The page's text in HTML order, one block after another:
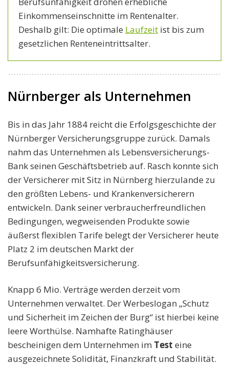
Einkommenseinschnitte im Rentenalter.
Deshalb gilt: Die optimale Laufzeit ist bis zum
gesetzlichen Renteneintrittsalter.
Nürnberger als Unternehmen
Bis in das Jahr 1884 reicht die Erfolgsgeschichte der
Nürnberger Versicherungsgruppe zurück. Damals
nahm das Unternehmen als Lebensversicherungs-
Bank seinen Geschäftsbetrieb auf. Rasch konnte sich
der Versicherer mit Sitz in Nürnberg hierzulande zu
den größten Lebens- und Krankenversicherern
entwickeln. Dank seiner verbraucherfreundlichen
Bedingungen, wegweisenden Produkte sowie
äußerst flexiblen Tarife belegt der Versicherer heute
Platz 2 im deutschen Markt der
Berufsunfähigkeitsversicherung.
Knapp 6 Mio. Verträge werden derzeit vom
Unternehmen verwaltet. Der Werbeslogan „Schutz
und Sicherheit im Zeichen der Burg“ ist hierbei keine
leere Worthülse. Namhafte Ratinghäuser
bescheinigen dem Unternehmen im Test eine
ausgezeichnete Solidität, Finanzkraft und Stabilität.